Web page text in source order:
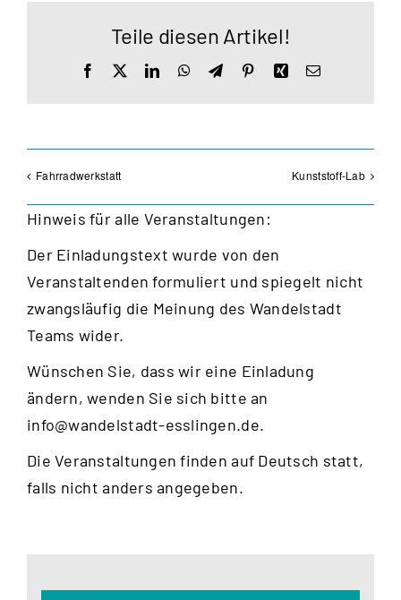
Teile diesen Artikel!
Facebook LinkedInWhatsApp
TelegramPinterestXingE-
Fahrradwerkstatt Kunststoff-Lab
Hinweis für alle Veranstaltungen:
Der Einladungstext wurde von den
Veranstaltenden formuliert und spiegelt nicht
zwangsläufig die Meinung des Wandelstadt
Teams wider.
Wünschen Sie, dass wir eine Einladung
ändern, wenden Sie sich bitte an
info@wandelstadt-esslingen.de.
Die Veranstaltungen finden auf Deutsch statt,
falls nicht anders angegeben.